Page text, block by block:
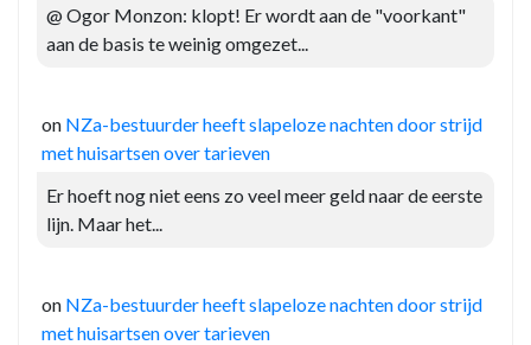
@ Ogor Monzon: klopt! Er wordt aan de "voorkant"
aan de basis te weinig omgezet...
on NZa-bestuurder heeft slapeloze nachten door strijd
met huisartsen over tarieven
Er hoeft nog niet eens zo veel meer geld naar de eerste
lijn. Maar het...
on NZa-bestuurder heeft slapeloze nachten door strijd
met huisartsen over tarieven